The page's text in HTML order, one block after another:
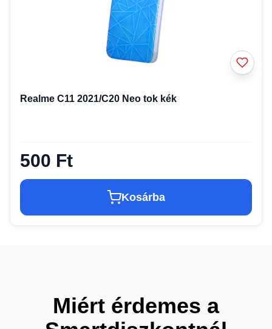
Realme C11 2021/C20 Neo tok kék
500 Ft
Kosárba
Miért érdemes a